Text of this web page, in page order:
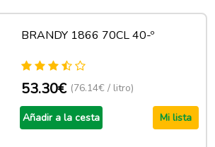
BRANDY 1866 70CL 40-º
53.30€ (76.14€ / litro)
Añadir a la cesta Mi lista